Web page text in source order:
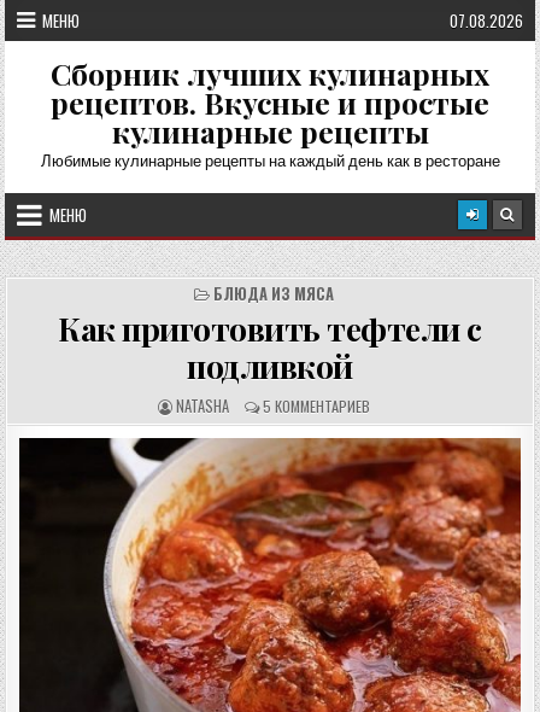
Перейти
к
содержимому
МЕНЮ 07.08.2026
Сборник лучших кулинарных
рецептов. Вкусные и простые
кулинарные рецепты
Любимые кулинарные рецепты на каждый день как в ресторане
МЕНЮ
БЛЮДА ИЗ МЯСА
Как приготовить тефтели с
подливкой
А
В
Т
О
Р
Р
Е
Ц
Е
П
Т
А
:
NATASHA О
Т
З
В
Ы
:
5 КОММЕНТАРИЕВ